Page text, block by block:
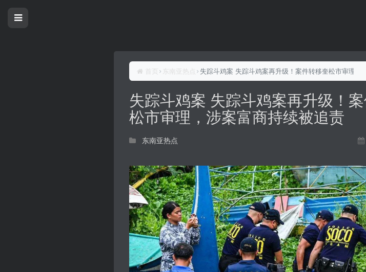
首页 东南亚热点 失踪斗鸡案 失踪斗鸡案再升级！案件转移奎松市审理，
失踪斗鸡案 失踪斗鸡案再升级！
松市审理，涉案富商持续被追责
东南亚热点